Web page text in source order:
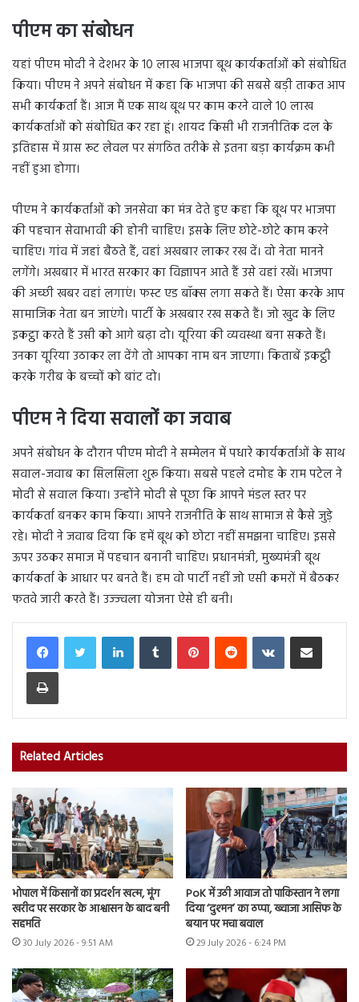
पीएम का संबोधन
यहां पीएम मोदी ने देशभर के 10 लाख भाजपा बूथ कार्यकर्ताओं को संबोधित
किया। पीएम ने अपने संबोधन में कहा कि भाजपा की सबसे बड़ी ताकत आप
सभी कार्यकर्ता हैं। आज मैं एक साथ बूथ पर काम करने वाले 10 लाख
कार्यकर्ताओं को संबोधित कर रहा हूं। शायद किसी भी राजनीतिक दल के
इतिहास में ग्रास रूट लेवल पर संगठित तरीके से इतना बड़ा कार्यक्रम कभी
नहीं हुआ होगा।
पीएम ने कार्यकर्ताओं को जनसेवा का मंत्र देते हुए कहा कि बूथ पर भाजपा
की पहचान सेवाभावी की होनी चाहिए। इसके लिए छोटे-छोटे काम करने
चाहिए। गांव में जहां बैठते हैं, वहां अखबार लाकर रख दें। वो नेता मानने
लगेंगे। अखबार में भारत सरकार का विज्ञापन आते हैं उसे वहां रखें। भाजपा
की अच्छी खबर वहां लगाएं। फस्ट एड बॉक्स लगा सकते हैं। ऐसा करके आप
सामाजिक नेता बन जाएंगे। पार्टी के अखबार रख सकते हैं। जो खुद के लिए
इकट्ठा करते हैं उसी को आगे बढ़ा दो। यूरिया की व्यवस्था बना सकते हैं।
उनका यूरिया उठाकर ला देंगे तो आपका नाम बन जाएगा। किताबें इकट्ठी
करके गरीब के बच्चों को बांट दो।
पीएम ने दिया सवालों का जवाब
अपने संबोधन के दौरान पीएम मोदी ने सम्‍मेलन में पधारे कार्यकर्ताओं के साथ
सवाल-जवाब का सिलसिला शुरू किया। सबसे पहले दमोह के राम पटेल ने
मोदी से सवाल किया। उन्‍होंने मोदी से पूछा कि आपने मंडल स्तर पर
कार्यकर्ता बनकर काम किया। आपने राजनीति के साथ सामाज से कैसे जुड़े
रहे। मोदी ने जवाब दिया कि हमें बूथ को छोटा नहीं समझना चाहिए। इससे
ऊपर उठकर समाज में पहचान बनानी चाहिए। प्रधानमंत्री, मुख्यमंत्री बूथ
कार्यकर्ता के आधार पर बनते हैं। हम वो पार्टी नहीं जो एसी कमरों में बैठकर
फतवे जारी करते हैं। उज्‍ज्‍वला योजना ऐसे ही बनी।
LinkedInTumblr PinterestReddit VKontakteShare via Email
Print
Related Articles
भोपाल में किसानों का प्रदर्शन खत्म, मूंग
खरीद पर सरकार के आश्वासन के बाद बनी
सहमति
30 July 2026 - 9:51 AM
PoK में उठी आवाज तो पाकिस्तान ने लगा
दिया ‘दुश्मन’ का ठप्पा, ख्वाजा आसिफ के
बयान पर मचा बवाल
29 July 2026 - 6:24 PM